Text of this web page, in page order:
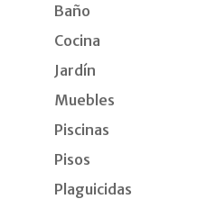
Baño
Cocina
Jardín
Muebles
Piscinas
Pisos
Plaguicidas